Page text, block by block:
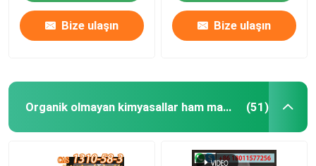
Videolar
Bize ulaşın Bize ulaşın
Organik olmayan kimyasallar ham madde (51)